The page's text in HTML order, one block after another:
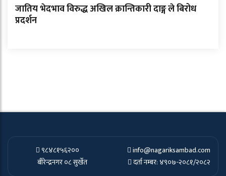
जातिय भेदभाव विरुद्ध अखिल क्रान्तिकारी दाङ्ग ले बिरोध
प्रदर्शन
९८४८१५६२००
info@nagariksambad.com
बीरेन्द्रनगर ०८ सुर्खेत
दर्ता नम्बर: ४९०७-२०८१/२०८२